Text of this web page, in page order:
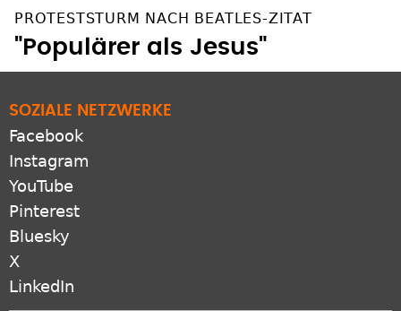
PROTESTSTURM NACH BEATLES-ZITAT
"Populärer als Jesus"
SOZIALE NETZWERKE
Facebook
Instagram
YouTube
Pinterest
Bluesky
X
LinkedIn